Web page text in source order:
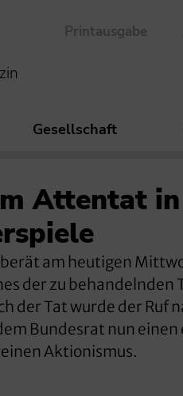
Printausgabe
Gesellschaft
Attentat
am heutigen
der zu
der Tat wurde der Ruf
Bundesrat nun
Aktionismus.